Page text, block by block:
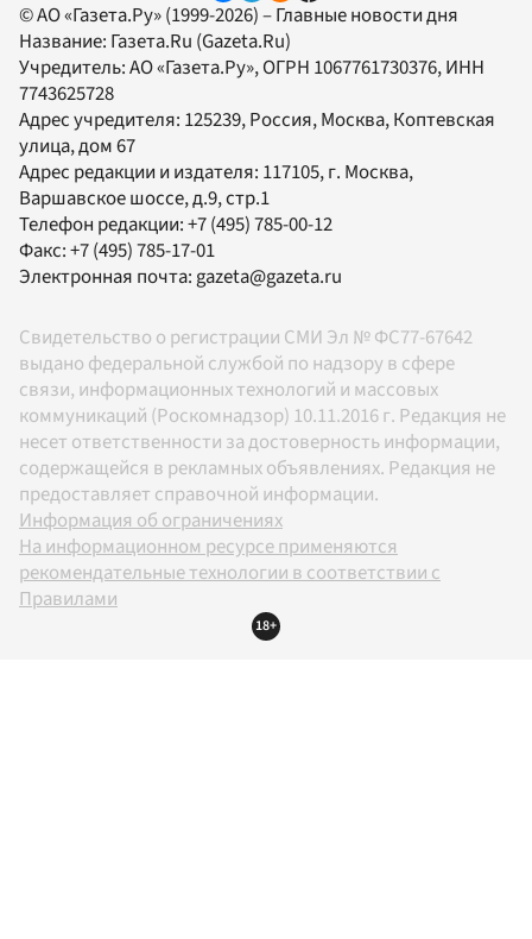
© АО «Газета.Ру» (1999-2026) – Главные новости дня
Название: Газета.Ru (Gazeta.Ru)
Учредитель:АО «Газета.Ру», ОГРН 1067761730376, ИНН
7743625728
Адрес учредителя: 125239, Россия, Москва, Коптевская
улица, дом 67
Адрес редакции и издателя: 117105, г. Москва,
Варшавское шоссе, д.9, стр.1
Телефон редакции:+7 (495) 785-00-12
Факс:+7 (495) 785-17-01
Электронная почта:gazeta@gazeta.ru
Свидетельство о регистрации СМИ Эл № ФС77-67642
выдано федеральной службой по надзору в сфере
связи, информационных технологий и массовых
коммуникаций (Роскомнадзор) 10.11.2016 г. Редакция не
несет ответственности за достоверность информации,
содержащейся в рекламных объявлениях. Редакция не
предоставляет справочной информации.
Информация об ограничениях
На информационном ресурсе применяются
рекомендательные технологии в соответствии с
Правилами
18+